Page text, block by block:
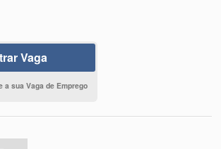
Vaga
a sua Vaga de Emprego